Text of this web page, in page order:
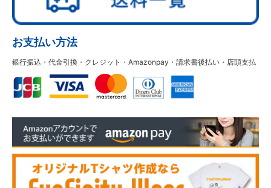
お支払い方法
銀行振込・代金引換・クレジット・Amazonpay・請求書後払い・店頭支払